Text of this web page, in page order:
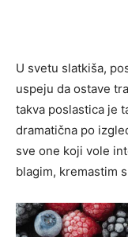
U svetu slatkiša,
uspeju da ostave
takva poslastica je
dramatična po
sve one koji vole
blagim, kremastim